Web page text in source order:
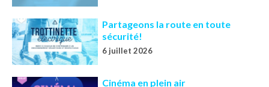
Partageons la route en toute
sécurité!
6 juillet 2026
Cinéma en plein air